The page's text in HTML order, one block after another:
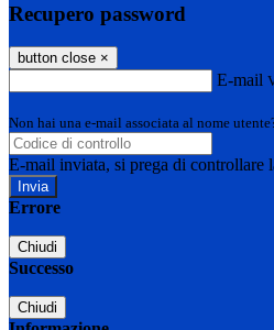
Recupero password
button close ×
E-mail
Non hai una e-mail associata al nome
E-mail inviata, si prega di controllare
Errore
Chiudi
Successo
Chiudi